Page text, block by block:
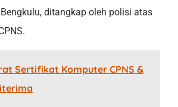
ditangkap oleh polisi atas
Sertifikat Komputer CPNS &